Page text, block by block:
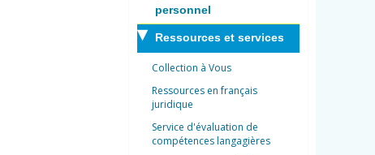
personnel
Ressources et services
Collection à Vous
Ressources en français
juridique
Service d'évaluation de
compétences langagières